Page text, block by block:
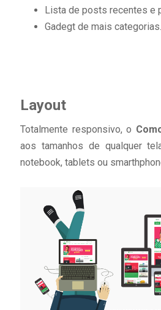
Lista de posts recentes e
Gadegt de mais categorias.
Layout
Totalmente responsivo, o
aos tamanhos de qualquer
notebook, tablets ou